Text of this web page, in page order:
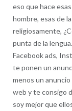
eso que hace
hombre, esas de
religiosamente,
punta de la
Facebook ads,
te ponen un
menos un
web y te consigo
soy mejor que